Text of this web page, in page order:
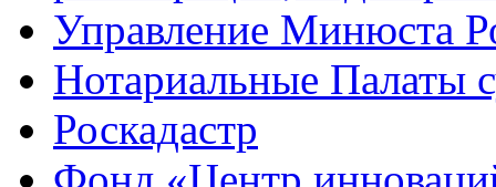
Управление Минюста
Нотариальные Палаты
Роскадастр